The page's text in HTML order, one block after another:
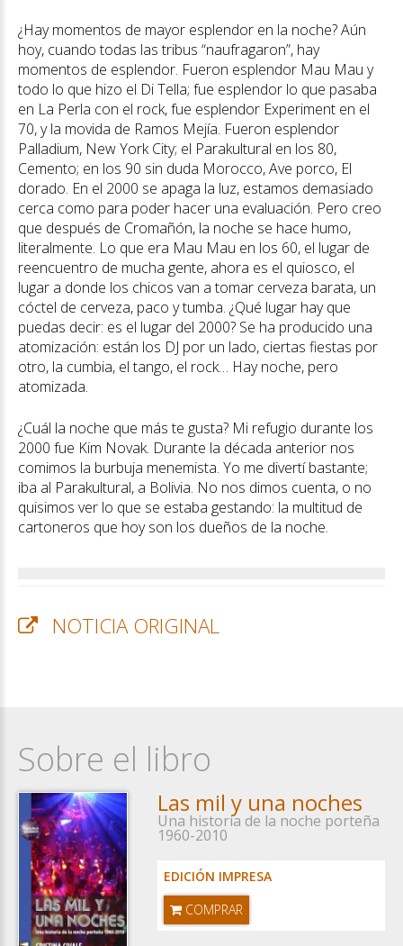
¿Hay momentos de mayor esplendor en la noche? Aún
hoy, cuando todas las tribus “naufragaron”, hay
momentos de esplendor. Fueron esplendor Mau Mau y
todo lo que hizo el Di Tella; fue esplendor lo que pasaba
en La Perla con el rock, fue esplendor Experiment en el
70, y la movida de Ramos Mejía. Fueron esplendor
Palladium, New York City; el Parakultural en los 80,
Cemento; en los 90 sin duda Morocco, Ave porco, El
dorado. En el 2000 se apaga la luz, estamos demasiado
cerca como para poder hacer una evaluación. Pero creo
que después de Cromañón, la noche se hace humo,
literalmente. Lo que era Mau Mau en los 60, el lugar de
reencuentro de mucha gente, ahora es el quiosco, el
lugar a donde los chicos van a tomar cerveza barata, un
cóctel de cerveza, paco y tumba. ¿Qué lugar hay que
puedas decir: es el lugar del 2000? Se ha producido una
atomización: están los DJ por un lado, ciertas fiestas por
otro, la cumbia, el tango, el rock… Hay noche, pero
atomizada.
¿Cuál la noche que más te gusta? Mi refugio durante los
2000 fue Kim Novak. Durante la década anterior nos
comimos la burbuja menemista. Yo me divertí bastante;
iba al Parakultural, a Bolivia. No nos dimos cuenta, o no
quisimos ver lo que se estaba gestando: la multitud de
cartoneros que hoy son los dueños de la noche.
NOTICIA ORIGINAL
Sobre el libro
Las mil y una noches
Una historia de la noche porteña
1960-2010
EDICIÓN IMPRESA
COMPRAR